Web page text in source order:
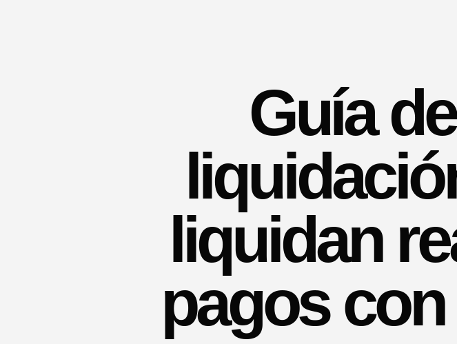
Guía
liquidan
pagos